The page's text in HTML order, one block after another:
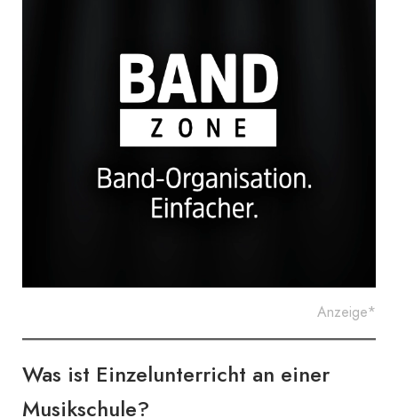
Anzeige*
Was ist Einzelunterricht an einer
Musikschule?